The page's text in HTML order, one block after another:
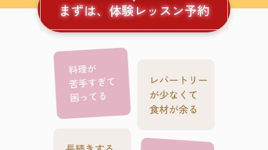
まずは、体験レッスン予約